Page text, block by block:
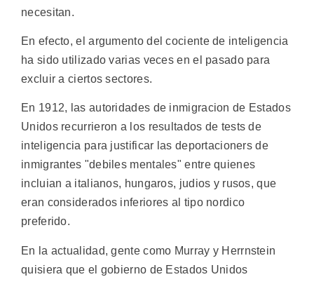
necesitan.
En efecto, el argumento del cociente de inteligencia
ha sido utilizado varias veces en el pasado para
excluir a ciertos sectores.
En 1912, las autoridades de inmigracion de Estados
Unidos recurrieron a los resultados de tests de
inteligencia para justificar las deportacioners de
inmigrantes "debiles mentales" entre quienes
incluian a italianos, hungaros, judios y rusos, que
eran considerados inferiores al tipo nordico
preferido.
En la actualidad, gente como Murray y Herrnstein
quisiera que el gobierno de Estados Unidos